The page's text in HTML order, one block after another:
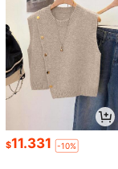
$11.331 -10%